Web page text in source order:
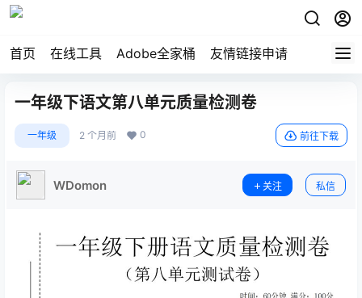
首页 在线工具 Adobe全家桶 友情链接申请
一年级下语文第八单元质量检测卷
一年级 2 个月前 0 前往下载
WDomon 关注 私信